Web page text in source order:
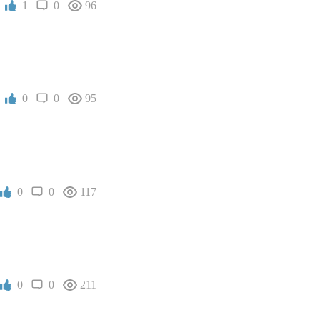
1 0 96
0 0 95
0 0 117
0 0 211